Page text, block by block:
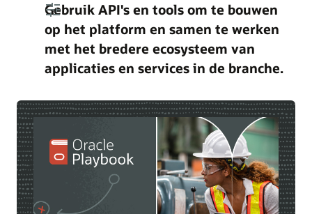
Gebruik API's en tools om te bouwen
op het platform en samen te werken
met het bredere ecosysteem van
applicaties en services in de branche.